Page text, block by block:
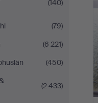
(140)
(79)
(6 221)
(450)
(2 433)